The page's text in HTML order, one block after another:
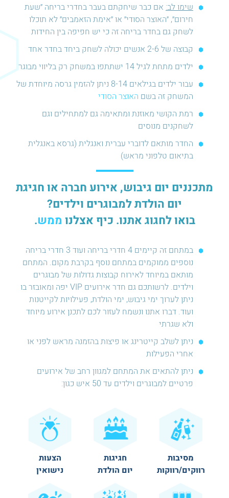
שימו לב: אם כבר שיחקתם בעבר בחדרי בריחה ״שעת
חירום״, ״האוצר הסודי״ או ״אימת הזאמבים״ לא תוכלו
לשחק גם בחדר בריחה זה כי יש חפיפה בין החידות
קבוצה של 2-6 אנשים יכולה לשחק ביחד בחדר אחד
ילדים מתחת לגיל 14 ישתתפו במשחק רק בליווי מבוגר
עבור ילדים בגילאים 8-14 ניתן להזמין גרסה מיוחדת של
המשחק זה בשם האוצר הסודי
רמת הקושי מאוזנת ומתאימה גם למתחילים וגם
לשחקנים מנוסים
החדר מותאם לדוברי עברית ואנגלית (גרסא באנגלית
בתיאום טלפוני מראש)
מתכננים יום גיבוש, אירוע חברה או חגיגת
יום הולדת למבוגרים וילדים?
בואו לחגוג אתנו. כיף אצלנוממש.
במתחם זה קיימים 4 חדרי בריחה ועוד 3 חדרי בריחה
נוספים ממוקמים במתחם נוסף בקרבת מקום. המתחם
מותאם במיוחד לאירוח קבוצות גדולות של מבוגרים
וילדים. לרשותכם גם חדר אירועים VIP יפה ומאובזר בו
ניתן לערוך ימי גיבוש, ימי הולדת, פעילויות לקייטנות
ועוד. דברו אתנו ונשמח לעזור לכם לתכנן אירוע מיוחד
ולא שגרתי
ניתן לשלב קייטרינג או פיצות בהזמנה מראש לפני או
אחרי הפעילות
ניתן להתאים את המתחם למגוון רחב של אירועים
פרטיים למבוגרים וילדים עד 50 איש כגון:
מסיבות
רווקים/רווקות
חגיגות
יום הולדת
הצעות
נישואין